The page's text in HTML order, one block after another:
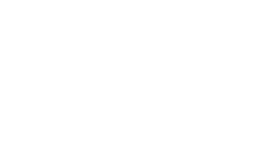
осуществляется по
надлежащего и ненадлежащего качества). Обратная